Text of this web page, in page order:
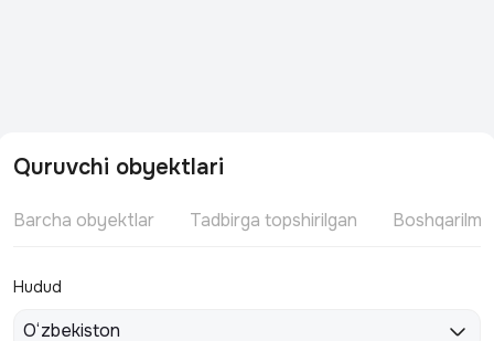
Quruvchi obyektlari
Barcha obyektlar Tadbirga topshirilgan
Hudud
O‘zbekiston